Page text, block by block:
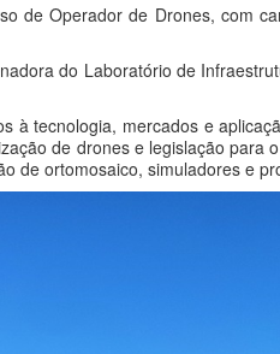
de Operador de Drones, com
do Laboratório de
à tecnologia, mercados e
de drones e legislação para
de ortomosaico, simuladores e